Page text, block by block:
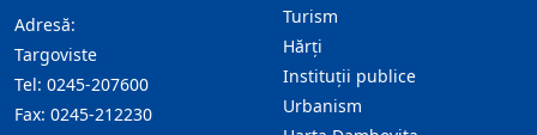
Adresă:
Targoviste
Tel: 0245-207600
Fax: 0245-212230
Turism
Hărţi
Instituţii publice
Urbanism